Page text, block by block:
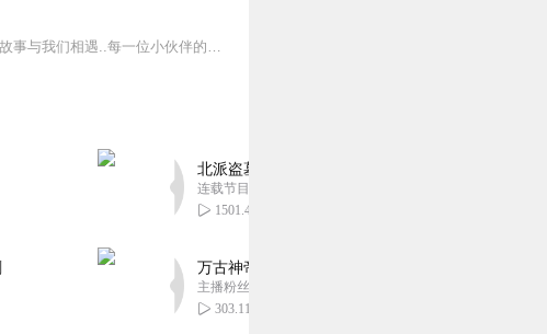
原创音乐/文案投稿加地球号：SOHO454579034<前面英文是大写>带上你的音乐和故事与我们相遇..每一位小伙伴的经历都是我们创作的源头..
北派盗墓笔记丨头陀渊出品丨悬疑灵异丨摸金校尉
连载节目超四百集
1501.44万
万古神帝丨玄幻丨热血丨紫襟团队演播丨多人有声
主播粉丝2836万
303.11万